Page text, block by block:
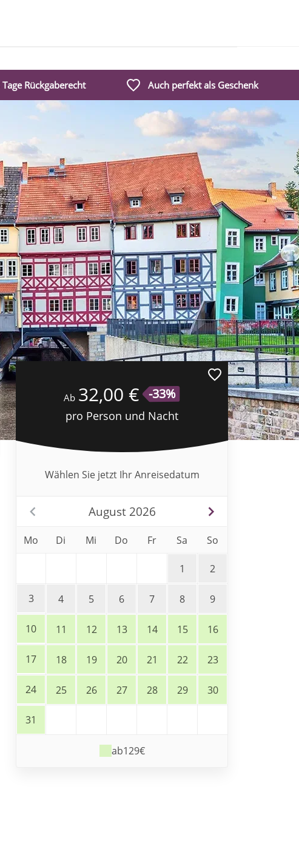
Rückgaberecht Auch perfekt als Geschenk
Ab 32,00 € -33%
pro Person und Nacht
Wählen Sie jetzt Ihr Anreisedatum
August 2026
Mo Di Mi Do Fr Sa So
1 2
3 4 5 6 7 8 9
10 11 12 13 14 15 16
17 18 19 20 21 22 23
24 25 26 27 28 29 30
31
ab129€